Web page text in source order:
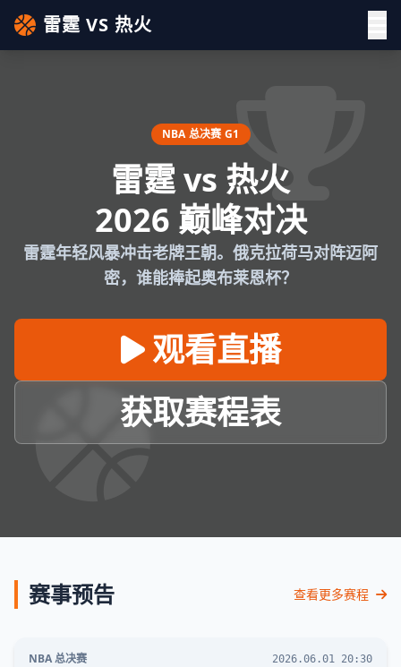
雷霆 VS 热火
NBA 总决赛 G1
雷霆 vs 热火
2026 巅峰对决
雷霆年轻风暴冲击老牌王朝。俄克拉荷马对阵迈阿
密，谁能捧起奥布莱恩杯？
观看直播
获取赛程表
赛事预告 查看更多赛程
NBA 总决赛 2026.06.01 20:30